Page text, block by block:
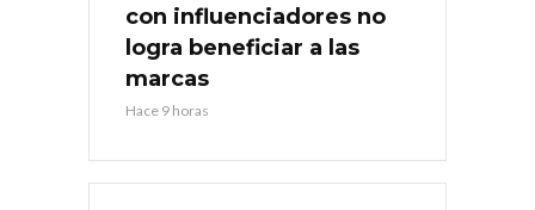
con influenciadores no
logra beneficiar a las
marcas
Hace 9 horas